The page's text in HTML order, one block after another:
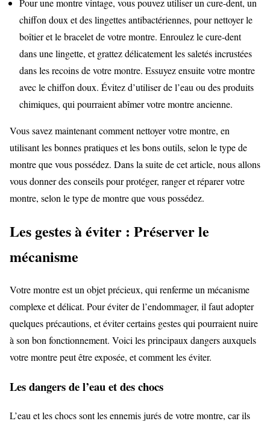
Pour une montre vintage, vous pouvez utiliser un cure-dent, un
chiffon doux et des lingettes antibactériennes, pour nettoyer le
boîtier et le bracelet de votre montre. Enroulez le cure-dent
dans une lingette, et grattez délicatement les saletés incrustées
dans les recoins de votre montre. Essuyez ensuite votre montre
avec le chiffon doux. Évitez d’utiliser de l’eau ou des produits
chimiques, qui pourraient abîmer votre montre ancienne.
Vous savez maintenant comment nettoyer votre montre, en
utilisant les bonnes pratiques et les bons outils, selon le type de
montre que vous possédez. Dans la suite de cet article, nous allons
vous donner des conseils pour protéger, ranger et réparer votre
montre, selon le type de montre que vous possédez.
Les gestes à éviter : Préserver le
mécanisme
Votre montre est un objet précieux, qui renferme un mécanisme
complexe et délicat. Pour éviter de l’endommager, il faut adopter
quelques précautions, et éviter certains gestes qui pourraient nuire
à son bon fonctionnement. Voici les principaux dangers auxquels
votre montre peut être exposée, et comment les éviter.
Les dangers de l’eau et des chocs
L’eau et les chocs sont les ennemis jurés de votre montre, car ils